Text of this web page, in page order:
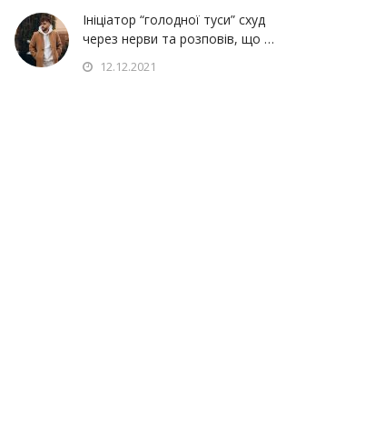
Ініціатор “голодної туси” схуд
через нерви та розповів, що …
12.12.2021